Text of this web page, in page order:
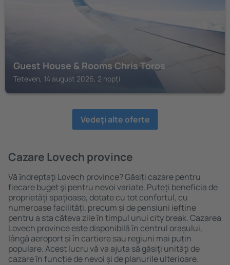
Guest House & Rooms Chris Toros
Teteven, 14 august 2026, 2 nopți
Vedeţi alte oferte
Cazare Lovech province
Vă ȋndreptaţi Lovech province? Găsiți cazare pentru
fiecare buget şi pentru nevoi variate. Puteți beneficia de
proprietăți spațioase, dotate cu tot confortul, cu
numeroase facilități, precum și de pensiuni ieftine
pentru a sta câteva zile în timpul unui city break. Cazarea
Lovech province este disponibilă în centrul orașului,
lângă aeroport și în cartiere sau regiuni mai puțin
populare. Acest lucru vă va ajuta să găsiţi unităţi de
cazare în funcție de nevoi și de planurile ulterioare.